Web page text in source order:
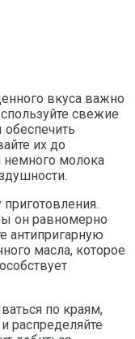
вкуса важно
свежие
их до
немного молока
приготовления.
он равномерно
антипригарную
масла, которое
по краям,
распределяйте